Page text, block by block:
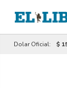
Dolar Oficial: $